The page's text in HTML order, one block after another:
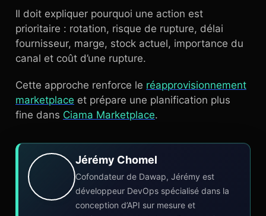
Il doit expliquer pourquoi une action est
prioritaire : rotation, risque de rupture, délai
fournisseur, marge, stock actuel, importance du
canal et coût d’une rupture.
Cette approche renforce le réapprovisionnement
marketplace et prépare une planification plus
fine dans Ciama Marketplace.
Jérémy Chomel
Cofondateur de Dawap, Jérémy est
développeur DevOps spécialisé dans la
conception d’API sur mesure et